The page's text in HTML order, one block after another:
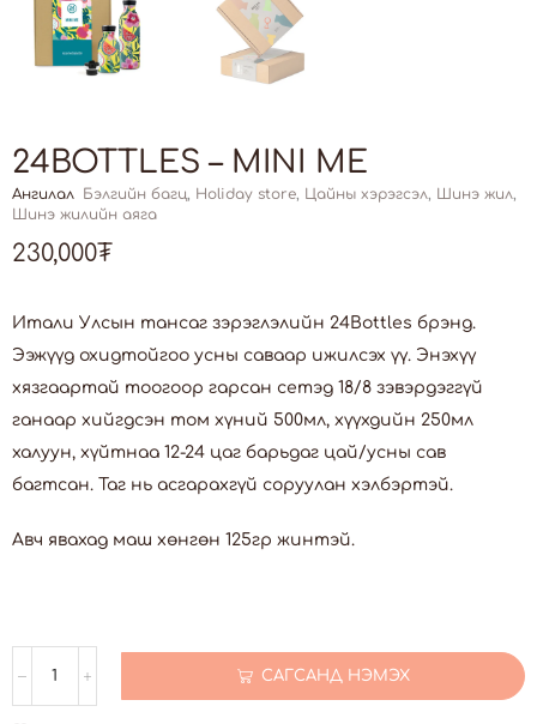
24BOTTLES – MINI ME
Ангилал Бэлгийн багц, Holiday store, Цайны хэрэгсэл, Шинэ жил,
Шинэ жилийн аяга
230,000₮
Итали Улсын тансаг зэрэглэлийн 24Bottles брэнд.
Ээжүүд охидтойгоо усны саваар ижилсэх үү. Энэхүү
хязгаартай тоогоор гарсан сетэд 18/8 зэвэрдэггүй
ганаар хийгдсэн том хүний 500мл, хүүхдийн 250мл
халуун, хүйтнаа 12-24 цаг барьдаг цай/усны сав
багтсан. Таг нь асгарахгүй соруулан хэлбэртэй.
Авч явахад маш хөнгөн 125гр жинтэй.
САГСАНД НЭМЭХ